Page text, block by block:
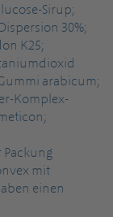
Sirup;
30%;
K25;
arabicum;
Komplex-
Packung
mit
einen